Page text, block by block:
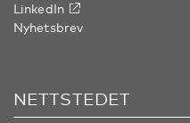
LinkedIn
Nyhetsbrev
NETTSTEDET